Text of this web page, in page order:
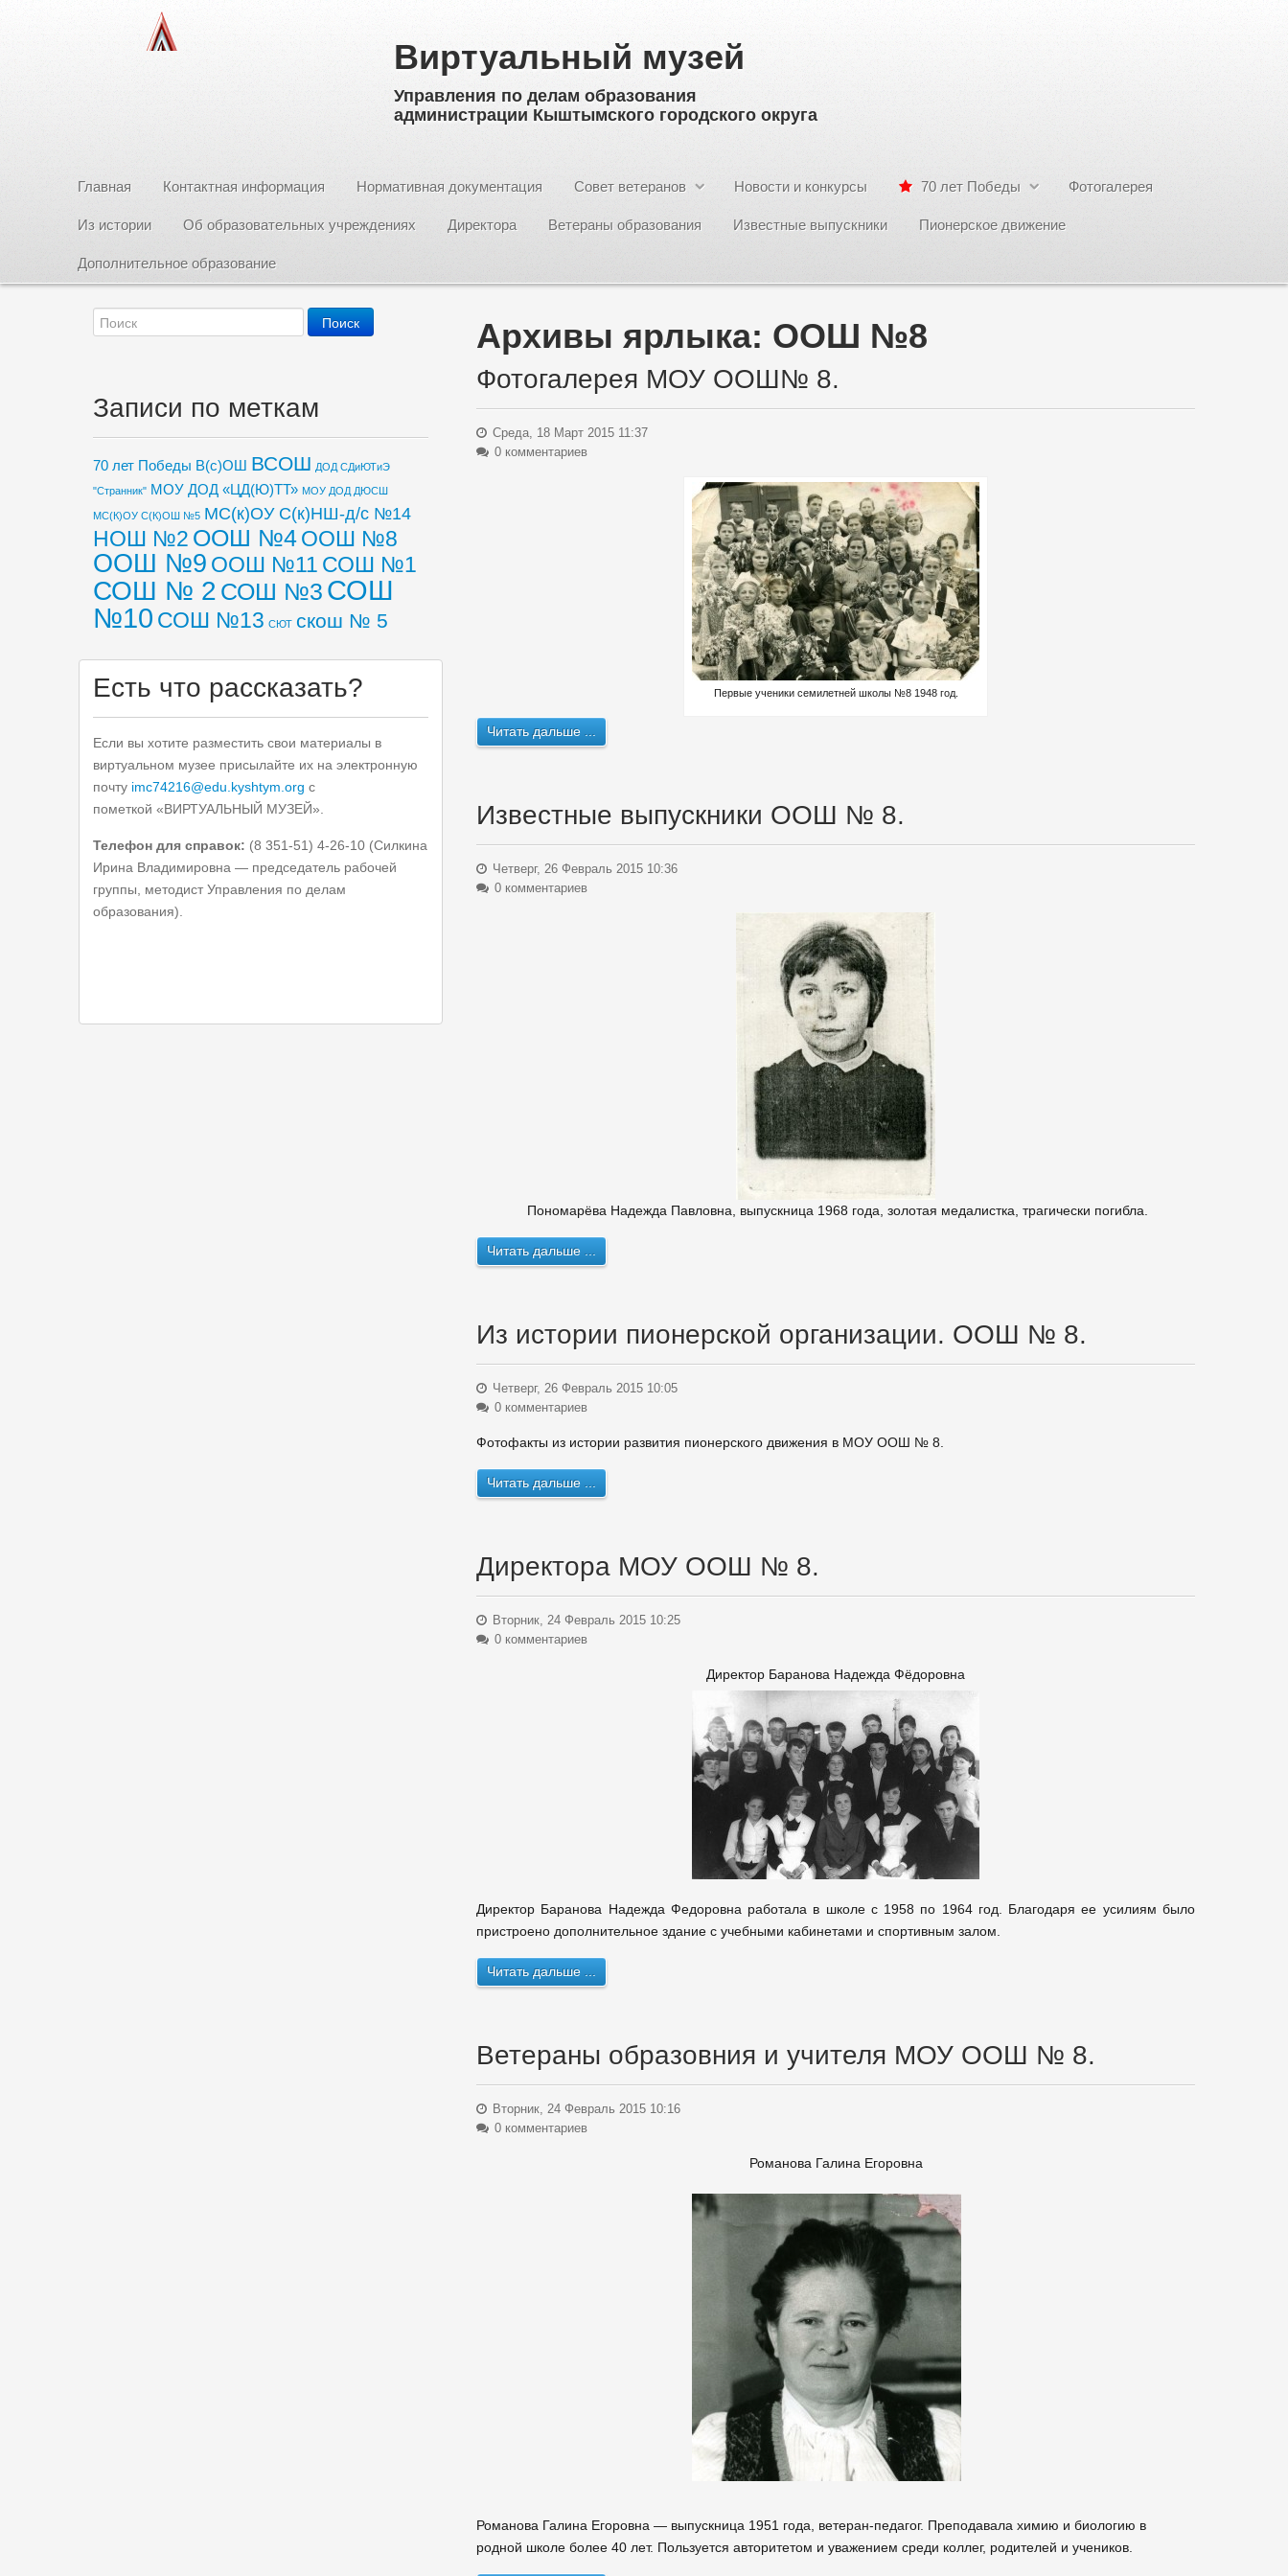
Виртуальный музей
Управления по делам образования
администрации Кыштымского городского округа
Главная Контактная информация Нормативная документация Совет ветеранов Новости и конкурсы 70 лет Победы Фотогалерея
Из истории Об образовательных учреждениях Директора Ветераны образования Известные выпускники Пионерское движение
Дополнительное образование
Архивы ярлыка: ООШ №8
Фотогалерея МОУ ООШ№ 8.
Среда, 18 Март 2015 11:37
0 комментариев
Первые ученики семилетней школы №8 1948 год.
Читать дальше ...
Известные выпускники ООШ № 8.
Четверг, 26 Февраль 2015 10:36
0 комментариев
Пономарёва Надежда Павловна, выпускница 1968 года, золотая медалистка, трагически погибла.
Читать дальше ...
Из истории пионерской организации. ООШ № 8.
Четверг, 26 Февраль 2015 10:05
0 комментариев
Фотофакты из истории развития пионерского движения в МОУ ООШ № 8.
Читать дальше ...
Директора МОУ ООШ № 8.
Вторник, 24 Февраль 2015 10:25
0 комментариев
Директор Баранова Надежда Фёдоровна
Директор Баранова Надежда Федоровна работала в школе с 1958 по 1964 год. Благодаря ее усилиям было
пристроено дополнительное здание с учебными кабинетами и спортивным залом.
Читать дальше ...
Ветераны образовния и учителя МОУ ООШ № 8.
Вторник, 24 Февраль 2015 10:16
0 комментариев
Романова Галина Егоровна
Романова Галина Егоровна — выпускница 1951 года, ветеран-педагог. Преподавала химию и биологию в
родной школе более 40 лет. Пользуется авторитетом и уважением среди коллег, родителей и учеников.
Записи по меткам
70 лет Победы В(с)ОШ ВСОШ ДОД СДиЮТиЭ
"Странник" МОУ ДОД «ЦД(Ю)ТТ» МОУ ДОД ДЮСШ
МС(К)ОУ С(К)ОШ №5 МС(к)ОУ С(к)НШ-д/с №14
НОШ №2 ООШ №4ООШ №8
ООШ №9 ООШ №11 СОШ №1
СОШ № 2 СОШ №3 СОШ
№10 СОШ №13 СЮТ скош № 5
Есть что рассказать?
Если вы хотите разместить свои материалы в
виртуальном музее присылайте их на электронную
почту imc74216@edu.kyshtym.org с
пометкой «ВИРТУАЛЬНЫЙ МУЗЕЙ».
Телефон для справок: (8 351-51) 4-26-10 (Силкина
Ирина Владимировна — председатель рабочей
группы, методист Управления по делам
образования).